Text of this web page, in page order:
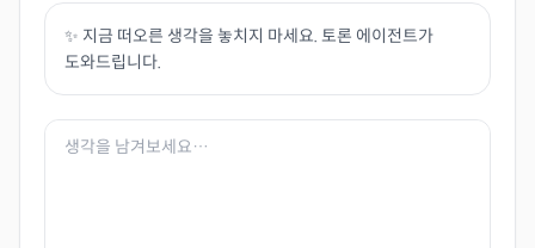
✨ 지금 떠오른 생각을 놓치지 마세요. 토론 에이전트가
도와드립니다.